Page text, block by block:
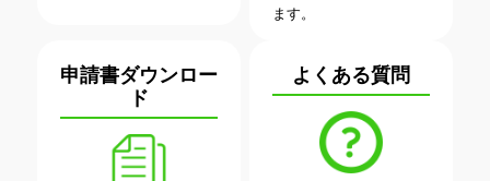
ます。
申請書ダウンロー
ド
よくある質問